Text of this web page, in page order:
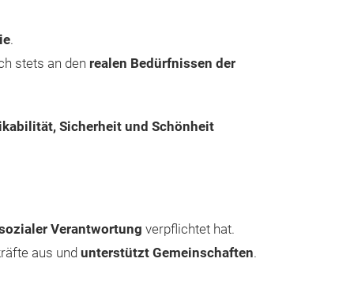
.
stets an den realen Bedürfnissen der
Sicherheit und Schönheit
Verantwortung verpflichtet hat.
aus und unterstützt Gemeinschaften.